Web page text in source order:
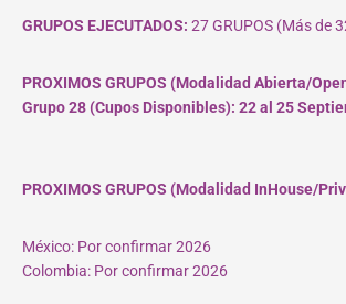
GRUPOS EJECUTADOS: 27 GRUPOS (Más de
PROXIMOS GRUPOS (Modalidad Abierta/
Grupo 28 (Cupos Disponibles): 22 al 25
PROXIMOS GRUPOS (Modalidad InHouse/
México: Por confirmar 2026
Colombia: Por confirmar 2026